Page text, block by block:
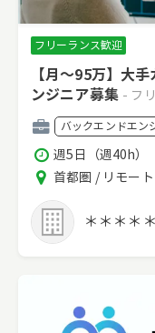
フリーランス歓迎
【月～95万】大
ンジニア募集 - フ
職
種
バックエンドエン
稼
働
時
間
週5日（週40h）
エ
ア
首都圏 / リモー
＊＊＊＊＊